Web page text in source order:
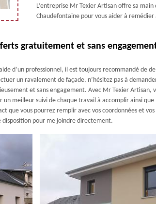
L’entreprise Mr Texier Artisan offre sa
Chaudefontaine pour vous aider à remédier
gratuitement et sans
d’un professionnel, il est toujours recommandé de
un ravalement de façade, n’hésitez pas à
et sans engagement. Avec Mr Texier Artisan,
meilleur suivi de chaque travail à accomplir ainsi que
que vous pourrez remplir avec vos coordonnées et vos
pour me joindre directement.